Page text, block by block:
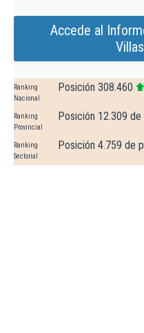
Accede al
Ranking
Nacional
Posición 308.460
Ranking
Provincial
Posición 12.309 de
Ranking
Sectorial
Posición 4.759 de